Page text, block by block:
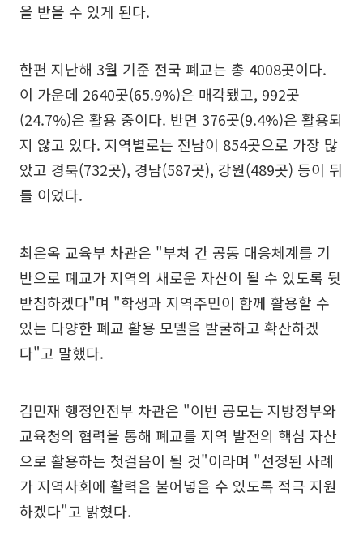
을 받을 수 있게 된다.
한편 지난해 3월 기준 전국 폐교는 총 4008곳이다.
이 가운데 2640곳(65.9%)은 매각됐고, 992곳
(24.7%)은 활용 중이다. 반면 376곳(9.4%)은 활용되
지 않고 있다. 지역별로는 전남이 854곳으로 가장 많
았고 경북(732곳), 경남(587곳), 강원(489곳) 등이 뒤
를 이었다.
최은옥 교육부 차관은 "부처 간 공동 대응체계를 기
반으로 폐교가 지역의 새로운 자산이 될 수 있도록 뒷
받침하겠다"며 "학생과 지역주민이 함께 활용할 수
있는 다양한 폐교 활용 모델을 발굴하고 확산하겠
다"고 말했다.
김민재 행정안전부 차관은 "이번 공모는 지방정부와
교육청의 협력을 통해 폐교를 지역 발전의 핵심 자산
으로 활용하는 첫걸음이 될 것"이라며 "선정된 사례
가 지역사회에 활력을 불어넣을 수 있도록 적극 지원
하겠다"고 밝혔다.